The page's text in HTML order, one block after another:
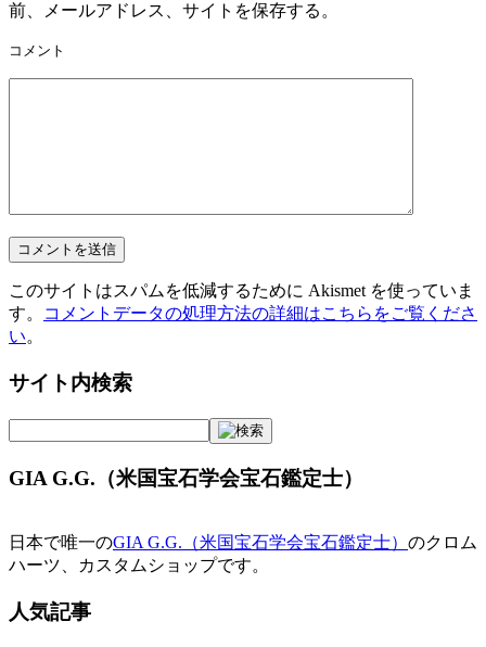
前、メールアドレス、サイトを保存する。
コメント
このサイトはスパムを低減するために Akismet を使っていま
す。
コメントデータの処理方法の詳細はこちらをご覧くださ
い。
サイト内検索
GIA G.G.（米国宝石学会宝石鑑定士）
日本で唯一のGIA G.G.（米国宝石学会宝石鑑定士） のクロム
ハーツ、カスタムショップです。
人気記事